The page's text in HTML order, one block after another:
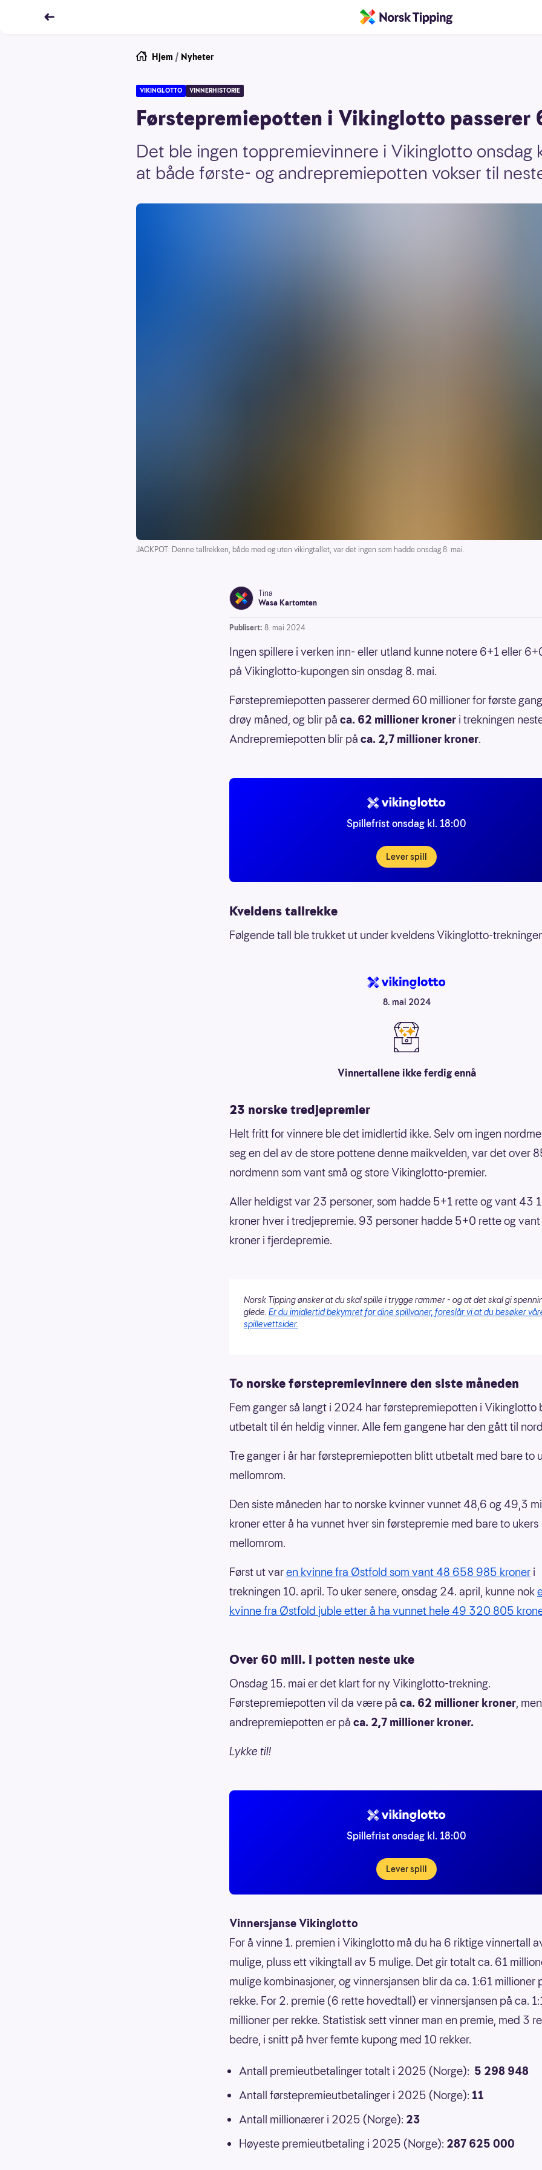
Hjem / Nyheter
VIKINGLOTTO VINNERHISTORIE
Førstepremiepotten i Vikinglotto passerer
Det ble ingen toppremievinnere i Vikinglotto onsdag
at både første- og andrepremiepotten vokser til
JACKPOT: Denne tallrekken, både med og uten vikingtallet, var det ingen som hadde onsdag 8. mai.
Tina
Wasa Kartomten
Publisert: 8. mai 2024
Ingen spillere i verken inn- eller utland kunne notere 6+1 eller
på Vikinglotto-kupongen sin onsdag 8. mai.
Førstepremiepotten passerer dermed 60 millioner for første
drøy måned, og blir på ca. 62 millioner kroner i trekningen
Andrepremiepotten blir på ca. 2,7 millioner kroner.
Spillefrist onsdag kl. 18:00
Lever spill
Kveldens tallrekke
Følgende tall ble trukket ut under kveldens Vikinglotto-
8. mai 2024
Vinnertallene ikke ferdig ennå
23 norske tredjepremier
Helt fritt for vinnere ble det imidlertid ikke. Selv om ingen
seg en del av de store pottene denne maikvelden, var det over
nordmenn som vant små og store Vikinglotto-premier.
Aller heldigst var 23 personer, som hadde 5+1 rette og vant 43
kroner hver i tredjepremie. 93 personer hadde 5+0 rette og
kroner i fjerdepremie.
Norsk Tipping ønsker at du skal spille i trygge rammer - og at det skal gi
glede. Er du imidlertid bekymret for dine spillvaner, foreslår vi at du besøker
spillevettsider.
To norske førstepremievinnere den siste måneden
Fem ganger så langt i 2024 har førstepremiepotten i Vikinglotto
utbetalt til én heldig vinner. Alle fem gangene har den gått til
Tre ganger i år har førstepremiepotten blitt utbetalt med bare to
mellomrom.
Den siste måneden har to norske kvinner vunnet 48,6 og 49,3
kroner etter å ha vunnet hver sin førstepremie med bare to ukers
mellomrom.
Først ut varen kvinne fra Østfold som vant 48 658 985 kroner i
trekningen 10. april. To uker senere, onsdag 24. april, kunne nok
kvinne fra Østfold juble etter å ha vunnet hele 49 320 805
Over 60 mill. i potten neste uke
Onsdag 15. mai er det klart for ny Vikinglotto-trekning.
Førstepremiepotten vil da være på ca. 62 millioner kroner,
andrepremiepotten er på ca. 2,7 millioner kroner.
Lykke til!
Spillefrist onsdag kl. 18:00
Lever spill
Vinnersjanse Vikinglotto
For å vinne 1. premien i Vikinglotto må du ha 6 riktige vinnertall
mulige, pluss ett vikingtall av 5 mulige. Det gir totalt ca. 61
mulige kombinasjoner, og vinnersjansen blir da ca. 1:61 millioner
rekke. For 2. premie (6 rette hovedtall) er vinnersjansen på ca.
millioner per rekke. Statistisk sett vinner man en premie, med 3
bedre, i snitt på hver femte kupong med 10 rekker.
Antall premieutbetalinger totalt i 2025 (Norge): 5 298 948
Antall førstepremieutbetalinger i 2025 (Norge): 11
Antall millionærer i 2025 (Norge): 23
Høyeste premieutbetaling i 2025 (Norge): 287 625 000